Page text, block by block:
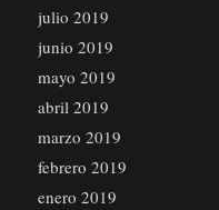
julio 2019
junio 2019
mayo 2019
abril 2019
marzo 2019
febrero 2019
enero 2019